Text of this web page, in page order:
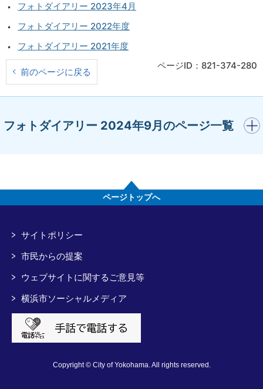
フォトダイアリー 2023年4月
フォトダイアリー 2022年度
フォトダイアリー 2021年度
前のページに戻る
ページID：821-374-280
フォトダイアリー 2024年9月のページ一覧
開く
ページトップへ
サイトポリシー
市民からの提案
ウェブサイトに関するご意見等
横浜市ソーシャルメディア
Copyright © City of Yokohama. All rights reserved.